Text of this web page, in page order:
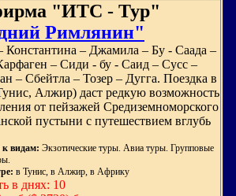
"ИТС - Тур"
Римлянин"
– Джамила – Бу - Саада –
– Сиди - бу - Саид – Cуcc –
– Сбейтла – Тозер – Дугга. Поездка в
Алжир) даст редкую возможность
от пейзажей Средиземноморского
пустыни с путешествием вглубь
к видам: Экзотические туры. Авиа туры. Групповые
в Тунис, в Алжир, в Африку
в днях: 10